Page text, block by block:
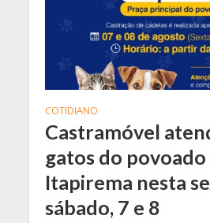
COTIDIANO
Castramóvel
gatos do povoado
Itapirema nesta
sábado, 7 e 8